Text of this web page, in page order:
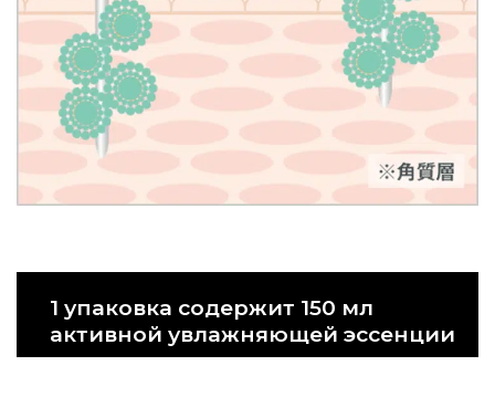
1 упаковка содержит 150 мл
активной увлажняющей эссенции